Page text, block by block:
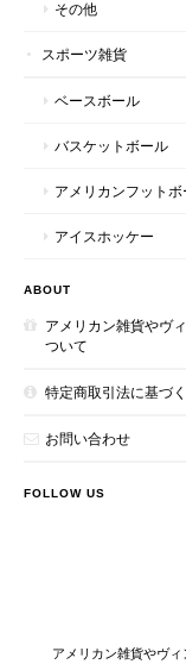
その他
スポーツ雑貨
ベースボール
バスケットボール
アメリカンフットボ
アイスホッケー
ABOUT
アメリカン雑貨やヴ
ついて
特定商取引法に基づ
お問い合わせ
FOLLOW US
アメリカン雑貨やヴ